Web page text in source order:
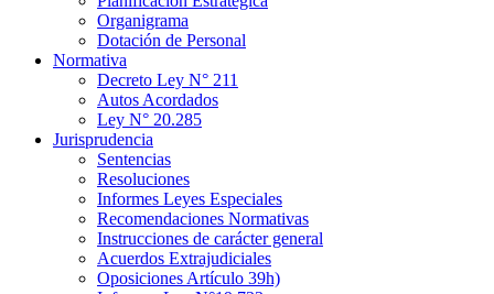
Organigrama
Dotación de Personal
Normativa
Decreto Ley N° 211
Autos Acordados
Ley N° 20.285
Jurisprudencia
Sentencias
Resoluciones
Informes Leyes Especiales
Recomendaciones Normativas
Instrucciones de carácter general
Acuerdos Extrajudiciales
Oposiciones Artículo 39h)